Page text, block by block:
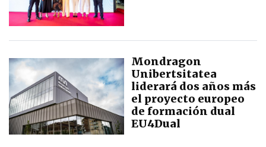
Mondragon
Unibertsitatea
liderará dos años más
el proyecto europeo
de formación dual
EU4Dual